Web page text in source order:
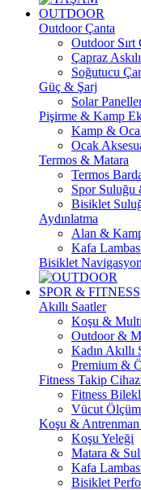
OUTDOOR
Outdoor Çanta
Outdoor Sırt
Çapraz
Soğutucu
Güç & Şarj
Solar
Pişirme & Kamp
Kamp &
Ocak
Termos & Matara
Termos
Spor Suluğu
Bisiklet
Aydınlatma
Alan &
Kafa
Bisiklet
SPOR & FITNESS
Akıllı Saatler
Koşu &
Outdoor &
Kadın Akıllı
Premium &
Fitness Takip
Fitness
Vücut
Koşu & Antrenman
Koşu Yeleği
Matara &
Kafa
Bisiklet